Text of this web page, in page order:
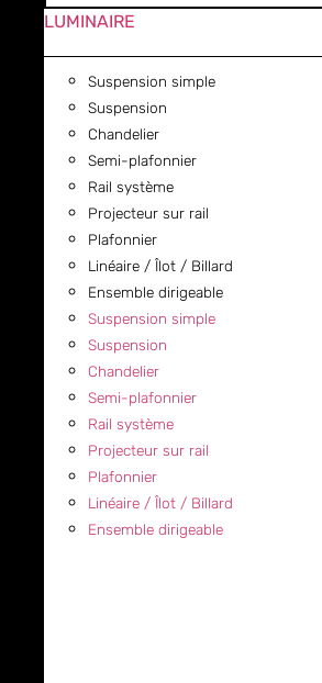
LUMINAIRE
Suspension simple
Suspension
Chandelier
Semi-plafonnier
Rail système
Projecteur sur rail
Plafonnier
Linéaire / Îlot / Billard
Ensemble dirigeable
Suspension simple
Suspension
Chandelier
Semi-plafonnier
Rail système
Projecteur sur rail
Plafonnier
Linéaire / Îlot / Billard
Ensemble dirigeable